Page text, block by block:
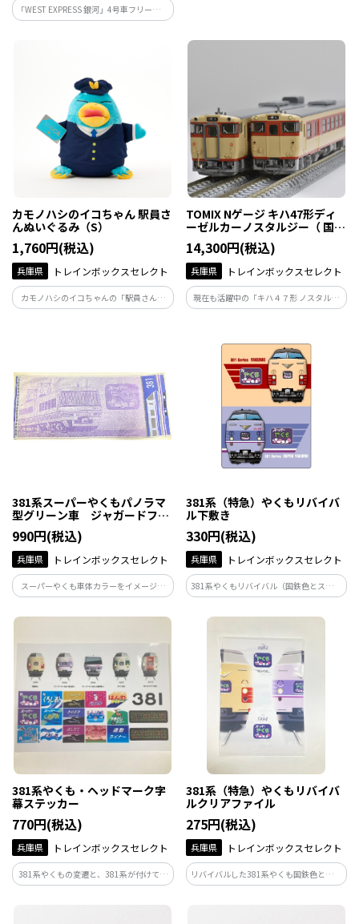
「WEST EXPRESS 銀河」4号車フリースペ
ースの通路に設けられている木製丸形テ
な気分に。
カモノハシのイコちゃん 駅員さ
んぬいぐるみ（S）
1,760円(税込)
兵庫県 トレインボックスセレクト
カモノハシのイコちゃんの「駅員さん」
ポーズのぬいぐるみです。 フェルト素材
TOMIX Nゲージ キハ47形ディ
ーゼルカーノスタルジー（ 国鉄
急行色）
14,300円(税込)
兵庫県 トレインボックスセレクト
現在も活躍中の「キハ４７形 ノスタルジ
ー」を商品化しました。昔懐かしい国鉄
型・実車ともにお楽しみください。
381系スーパーやくもパノラマ
型グリーン車 ジャガードフェ
イスタオル
990円(税込)
兵庫県 トレインボックスセレクト
スーパーやくも車体カラーをイメージし
て、パノラマ型グリーン車をモチーフに
ジャガードフェイスタオルを製作いたし
381系（特急）やくもリバイバ
ル下敷き
330円(税込)
兵庫県 トレインボックスセレクト
381系やくもリバイバル（国鉄色とスーパ
ーやくも色）をデザインした下敷きです。
381系やくも・ヘッドマーク字
幕ステッカー
770円(税込)
兵庫県 トレインボックスセレクト
381系やくもの変遷と、381系が付けてい
た主なヘッドマークをデザインしたステ
381系（特急）やくもリバイバ
ルクリアファイル
275円(税込)
兵庫県 トレインボックスセレクト
リバイバルした381系やくも国鉄色と、ス
ーパーやくもが正面に描かれているクリ